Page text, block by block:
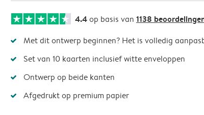
4.4op basis van 1138
Met dit ontwerp beginnen? Het is volledig
Set van 10 kaarten inclusief witte enveloppen
Ontwerp op beide kanten
Afgedrukt op premium papier